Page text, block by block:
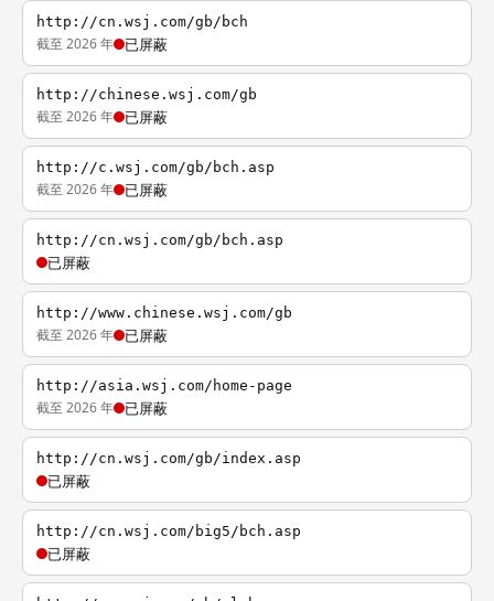
http://cn.wsj.com/gb/bch
截至 2026 年 已屏蔽
http://chinese.wsj.com/gb
截至 2026 年 已屏蔽
http://c.wsj.com/gb/bch.asp
截至 2026 年 已屏蔽
http://cn.wsj.com/gb/bch.asp
已屏蔽
http://www.chinese.wsj.com/gb
截至 2026 年 已屏蔽
http://asia.wsj.com/home-page
截至 2026 年 已屏蔽
http://cn.wsj.com/gb/index.asp
已屏蔽
http://cn.wsj.com/big5/bch.asp
已屏蔽